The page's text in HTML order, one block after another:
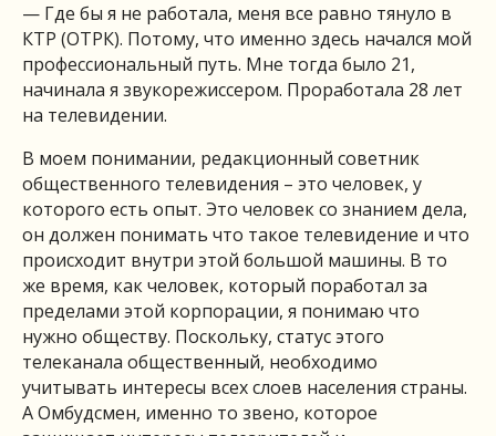
— Где бы я не работала, меня все равно тянуло в
КТР (ОТРК). Потому, что именно здесь начался мой
профессиональный путь. Мне тогда было 21,
начинала я звукорежиссером. Проработала 28 лет
на телевидении.
В моем понимании, редакционный советник
общественного телевидения – это человек, у
которого есть опыт. Это человек со знанием дела,
он должен понимать что такое телевидение и что
происходит внутри этой большой машины. В то
же время, как человек, который поработал за
пределами этой корпорации, я понимаю что
нужно обществу. Поскольку, статус этого
телеканала общественный, необходимо
учитывать интересы всех слоев населения страны.
А Омбудсмен, именно то звено, которое